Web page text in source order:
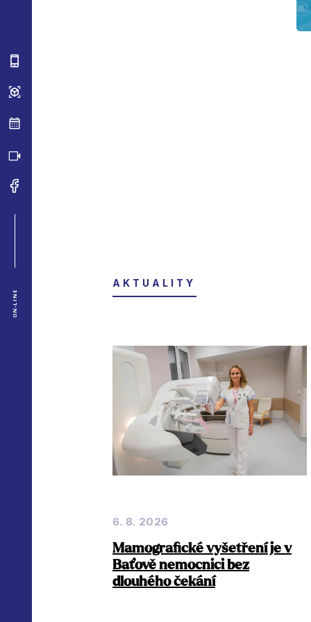
ON-LINE
AKTUALITY
6. 8. 2026
Mamografické vyšetření je v
Baťově nemocnici bez
dlouhého čekání